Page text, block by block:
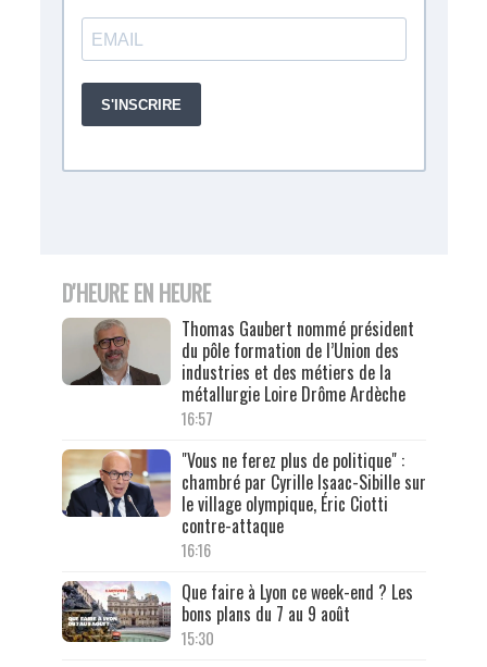
D'HEURE EN HEURE
Thomas Gaubert nommé président
du pôle formation de l’Union des
industries et des métiers de la
métallurgie Loire Drôme Ardèche
16:57
"Vous ne ferez plus de politique" :
chambré par Cyrille Isaac-Sibille sur
le village olympique, Éric Ciotti
contre-attaque
16:16
Que faire à Lyon ce week-end ? Les
bons plans du 7 au 9 août
15:30